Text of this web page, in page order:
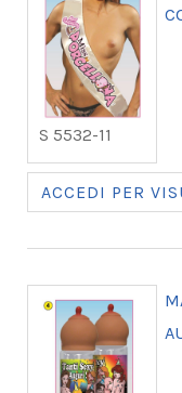
S 5532-11
ACCEDI PER